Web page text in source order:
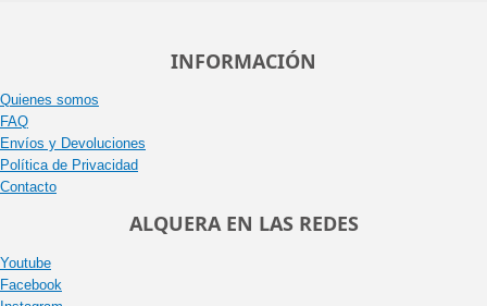
INFORMACIÓN
Quienes somos
FAQ
Envíos y Devoluciones
Política de Privacidad
Contacto
ALQUERA EN LAS REDES
Youtube
Facebook